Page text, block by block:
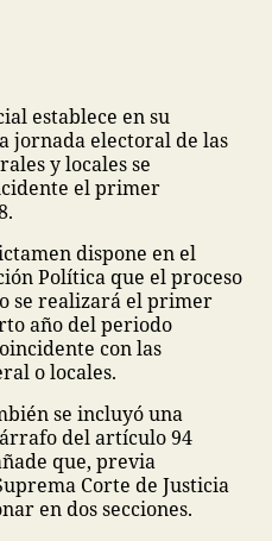
establece en su
jornada electoral de las
y locales se
el primer
dispone en el
Política que el proceso
se realizará el primer
año del periodo
con las
o locales.
se incluyó una
del artículo 94
que, previa
Corte de Justicia
en dos secciones.